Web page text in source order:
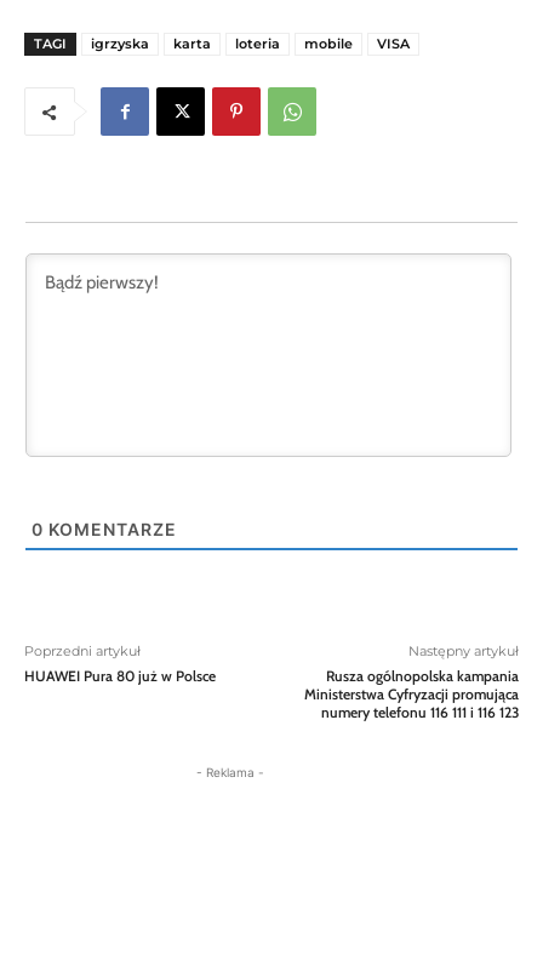
TAGI igrzyska karta loteria mobile VISA
0 KOMENTARZE
Poprzedni artykuł
HUAWEI Pura 80 już w Polsce
Następny artykuł
Rusza ogólnopolska kampania
Ministerstwa Cyfryzacji promująca
numery telefonu 116 111 i 116 123
- Reklama -